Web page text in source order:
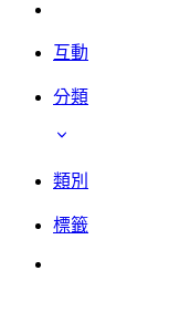
互動
分類
類別
標籤